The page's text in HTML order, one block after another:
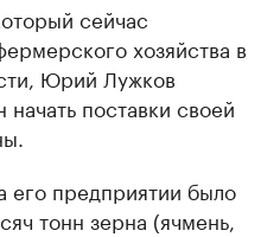
сейчас
хозяйства в
Юрий Лужков
поставки своей
его предприятии было
тонн зерна (ячмень,